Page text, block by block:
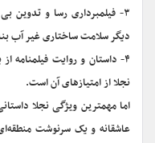
۳- فیلمبرداری رسا و تدوین
دیگر سلامت ساختاری غیر آب
۴- داستان و روایت فیلمنامه
نجلا از امتیازهای آن است.
اما مهمترین ویژگی نجلا
عاشقانه و یک سرنوشت